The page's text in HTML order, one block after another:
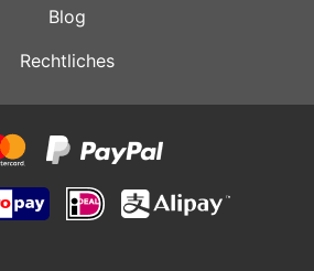
Blog
Rechtliches